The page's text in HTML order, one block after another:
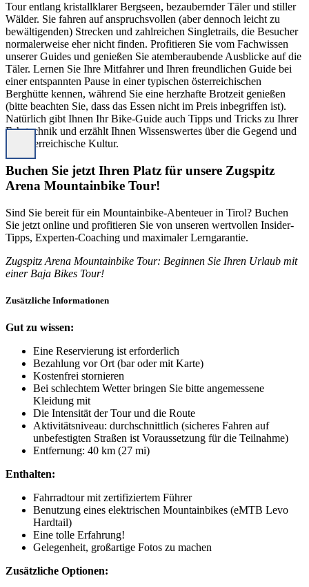
Tour entlang kristallklarer Bergseen, bezaubernder Täler und stiller
Wälder. Sie fahren auf anspruchsvollen (aber dennoch leicht zu
bewältigenden) Strecken und zahlreichen Singletrails, die Besucher
normalerweise eher nicht finden. Profitieren Sie vom Fachwissen
unserer Guides und genießen Sie atemberaubende Ausblicke auf die
Täler. Lernen Sie Ihre Mitfahrer und Ihren freundlichen Guide bei
einer entspannten Pause in einer typischen österreichischen
Berghütte kennen, während Sie eine herzhafte Brotzeit genießen
(bitte beachten Sie, dass das Essen nicht im Preis inbegriffen ist).
Natürlich gibt Ihnen Ihr Bike-Guide auch Tipps und Tricks zu Ihrer
Fahrtechnik und erzählt Ihnen Wissenswertes über die Gegend und
die österreichische Kultur.
Buchen Sie jetzt Ihren Platz für unsere Zugspitz
Arena Mountainbike Tour!
Sind Sie bereit für ein Mountainbike-Abenteuer in Tirol? Buchen
Sie jetzt online und profitieren Sie von unseren wertvollen Insider-
Tipps, Experten-Coaching und maximaler Lerngarantie.
Zugspitz Arena Mountainbike Tour: Beginnen Sie Ihren Urlaub mit
einer Baja Bikes Tour!
Zusätzliche Informationen
Gut zu wissen:
Eine Reservierung ist erforderlich
Bezahlung vor Ort (bar oder mit Karte)
Kostenfrei stornieren
Bei schlechtem Wetter bringen Sie bitte angemessene
Kleidung mit
Die Intensität der Tour und die Route
Aktivitätsniveau: durchschnittlich (sicheres Fahren auf
unbefestigten Straßen ist Voraussetzung für die Teilnahme)
Entfernung: 40 km (27 mi)
Enthalten:
Fahrradtour mit zertifiziertem Führer
Benutzung eines elektrischen Mountainbikes (eMTB Levo
Hardtail)
Eine tolle Erfahrung!
Gelegenheit, großartige Fotos zu machen
Zusätzliche Optionen: